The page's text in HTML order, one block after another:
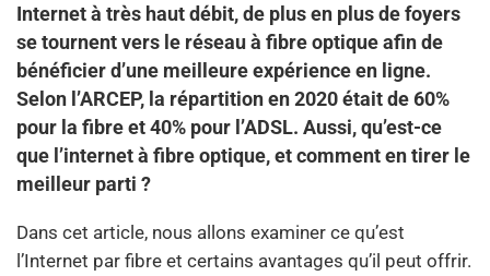
Internet à très haut débit, de plus en plus de foyers
se tournent vers le réseau à fibre optique afin de
bénéficier d’une meilleure expérience en ligne.
Selon l’ARCEP, la répartition en 2020 était de 60%
pour la fibre et 40% pour l’ADSL. Aussi, qu’est-ce
que l’internet à fibre optique, et comment en tirer le
meilleur parti ?
Dans cet article, nous allons examiner ce qu’est
l’Internet par fibre et certains avantages qu’il peut offrir.